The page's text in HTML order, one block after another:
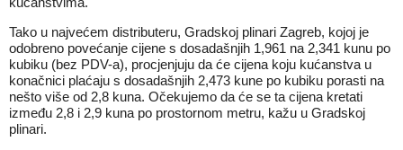
Tako u najvećem distributeru, Gradskoj plinari Zagreb, kojoj je
odobreno povećanje cijene s dosadašnjih 1,961 na 2,341 kunu po
kubiku (bez PDV-a), procjenjuju da će cijena koju kućanstva u
konačnici plaćaju s dosadašnjih 2,473 kune po kubiku porasti na
nešto više od 2,8 kuna. Očekujemo da će se ta cijena kretati
između 2,8 i 2,9 kuna po prostornom metru, kažu u Gradskoj
plinari.